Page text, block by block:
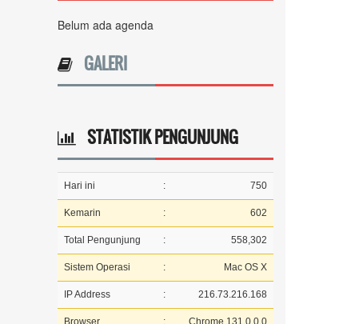
Belum ada agenda
GALERI
STATISTIK PENGUNJUNG
Hari ini : 750
Kemarin : 602
Total Pengunjung : 558,302
Sistem Operasi : Mac OS X
IP Address : 216.73.216.168
Browser : Chrome 131.0.0.0